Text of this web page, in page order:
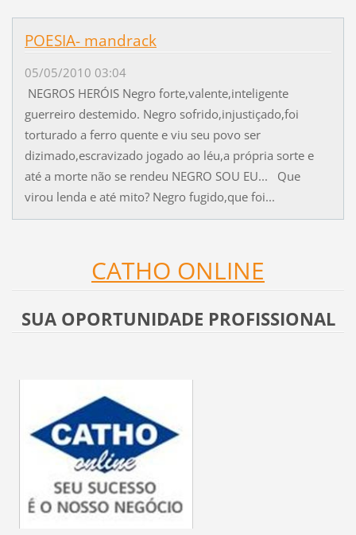
POESIA- mandrack
05/05/2010 03:04
NEGROS HERÓIS Negro forte,valente,inteligente
guerreiro destemido. Negro sofrido,injustiçado,foi
torturado a ferro quente e viu seu povo ser
dizimado,escravizado jogado ao léu,a própria sorte e
até a morte não se rendeu NEGRO SOU EU... Que
virou lenda e até mito? Negro fugido,que foi...
CATHO ONLINE
SUA OPORTUNIDADE PROFISSIONAL